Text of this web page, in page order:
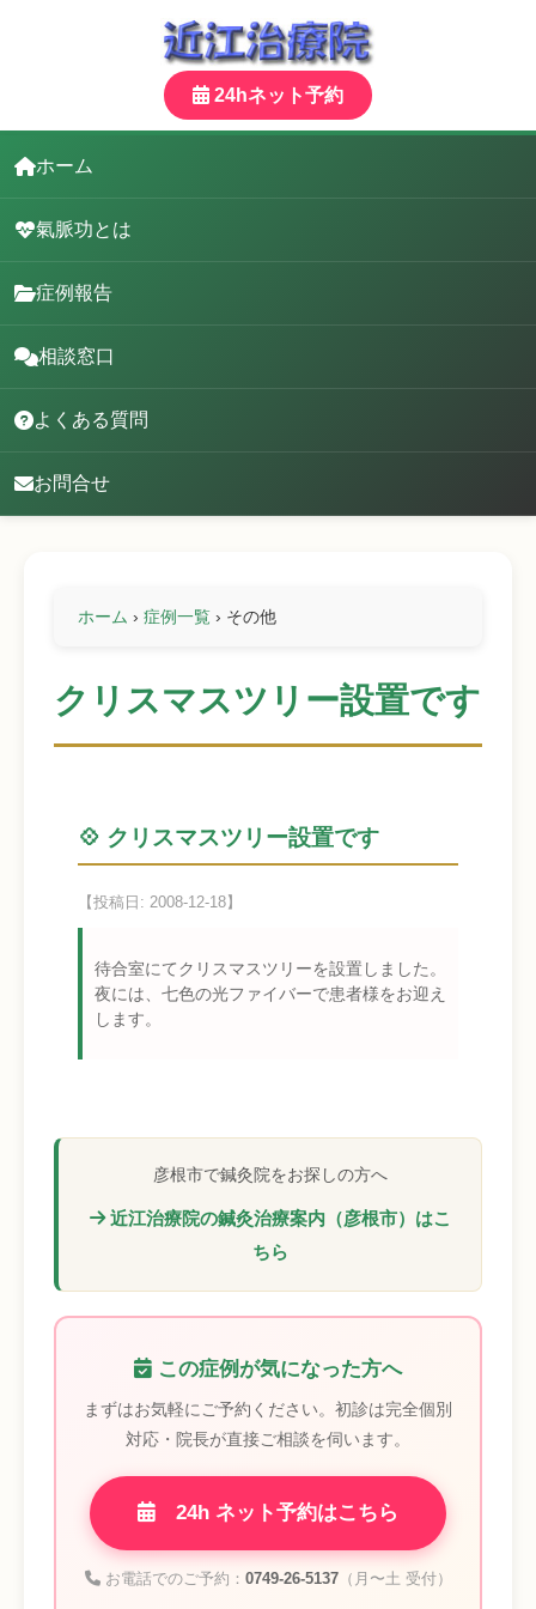
24hネット予約
ホーム
氣脈功とは
症例報告
相談窓口
よくある質問
お問合せ
ホーム › 症例一覧 › その他
クリスマスツリー設置です
💠 クリスマスツリー設置です
【投稿日: 2008-12-18】
待合室にてクリスマスツリーを設置しました。
夜には、七色の光ファイバーで患者様をお迎え
します。
彦根市で鍼灸院をお探しの方へ
近江治療院の鍼灸治療案内（彦根市）はこ
ちら
この症例が気になった方へ
まずはお気軽にご予約ください。初診は完全個別
対応・院長が直接ご相談を伺います。
24h ネット予約はこちら
お電話でのご予約： 0749-26-5137（月〜土 受付）